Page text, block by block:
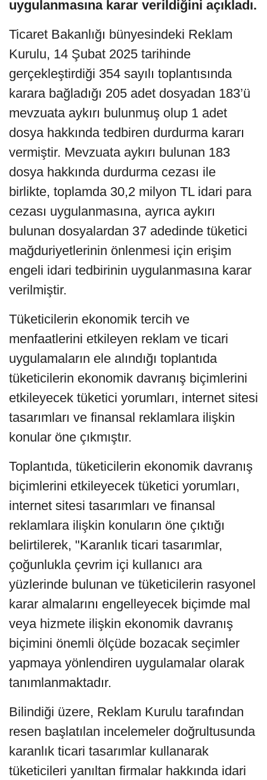
uygulanmasına karar verildiğini açıkladı.
Ticaret Bakanlığı bünyesindeki Reklam
Kurulu, 14 Şubat 2025 tarihinde
gerçekleştirdiği 354 sayılı toplantısında
karara bağladığı 205 adet dosyadan 183’ü
mevzuata aykırı bulunmuş olup 1 adet
dosya hakkında tedbiren durdurma kararı
vermiştir. Mevzuata aykırı bulunan 183
dosya hakkında durdurma cezası ile
birlikte, toplamda 30,2 milyon TL idari para
cezası uygulanmasına, ayrıca aykırı
bulunan dosyalardan 37 adedinde tüketici
mağduriyetlerinin önlenmesi için erişim
engeli idari tedbirinin uygulanmasına karar
verilmiştir.
Tüketicilerin ekonomik tercih ve
menfaatlerini etkileyen reklam ve ticari
uygulamaların ele alındığı toplantıda
tüketicilerin ekonomik davranış biçimlerini
etkileyecek tüketici yorumları, internet sitesi
tasarımları ve finansal reklamlara ilişkin
konular öne çıkmıştır.
Toplantıda, tüketicilerin ekonomik davranış
biçimlerini etkileyecek tüketici yorumları,
internet sitesi tasarımları ve finansal
reklamlara ilişkin konuların öne çıktığı
belirtilerek, "Karanlık ticari tasarımlar,
çoğunlukla çevrim içi kullanıcı ara
yüzlerinde bulunan ve tüketicilerin rasyonel
karar almalarını engelleyecek biçimde mal
veya hizmete ilişkin ekonomik davranış
biçimini önemli ölçüde bozacak seçimler
yapmaya yönlendiren uygulamalar olarak
tanımlanmaktadır.
Bilindiği üzere, Reklam Kurulu tarafından
resen başlatılan incelemeler doğrultusunda
karanlık ticari tasarımlar kullanarak
tüketicileri yanıltan firmalar hakkında idari